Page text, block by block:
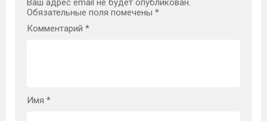
Ваш адрес email не будет опубликован.
Обязательные поля помечены *
Комментарий *
Имя *